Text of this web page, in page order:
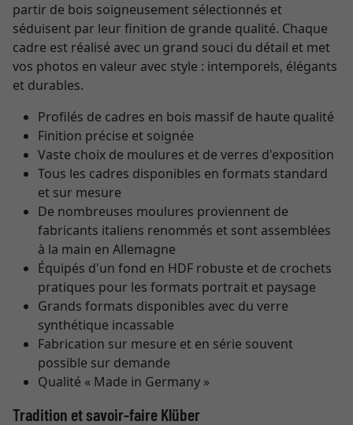
partir de bois soigneusement sélectionnés et
séduisent par leur finition de grande qualité. Chaque
cadre est réalisé avec un grand souci du détail et met
vos photos en valeur avec style : intemporels, élégants
et durables.
Profilés de cadres en bois massif de haute qualité
Finition précise et soignée
Vaste choix de moulures et de verres d'exposition
Tous les cadres disponibles en formats standard
et sur mesure
De nombreuses moulures proviennent de
fabricants italiens renommés et sont assemblées
à la main en Allemagne
Équipés d'un fond en HDF robuste et de crochets
pratiques pour les formats portrait et paysage
Grands formats disponibles avec du verre
synthétique incassable
Fabrication sur mesure et en série souvent
possible sur demande
Qualité « Made in Germany »
Tradition et savoir-faire Klüber